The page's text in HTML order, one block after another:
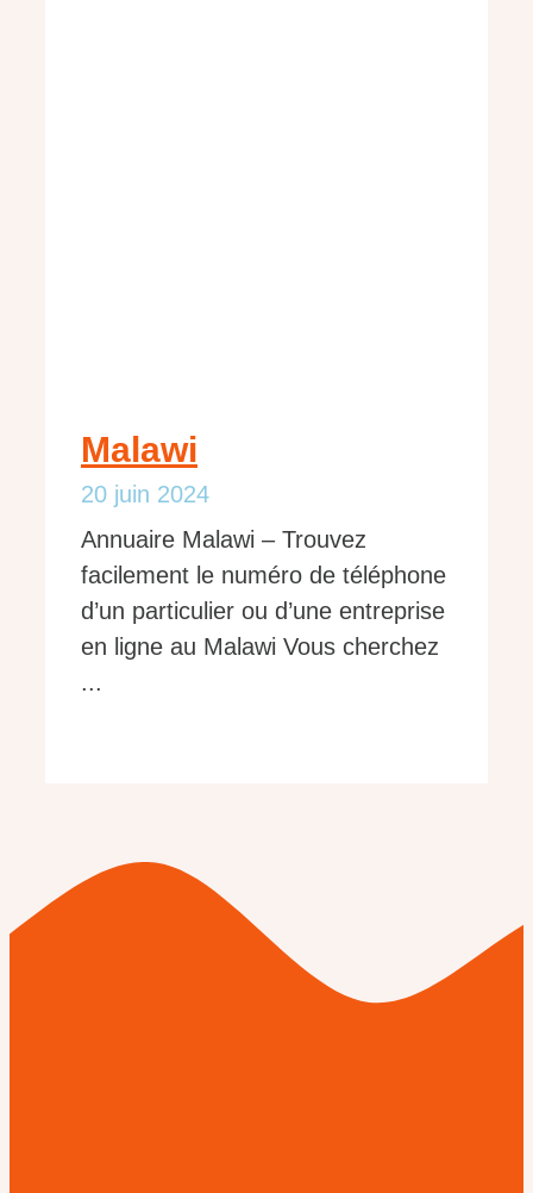
Malawi
20 juin 2024
Annuaire Malawi – Trouvez
facilement le numéro de téléphone
d’un particulier ou d’une entreprise
en ligne au Malawi Vous cherchez
...